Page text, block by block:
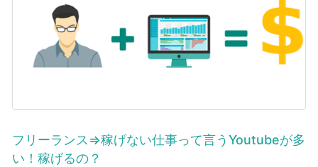
フリーランス⇒稼げない仕事って言うYoutubeが多
い！稼げるの？